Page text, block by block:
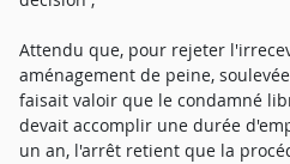
Attendu que, pour rejeter
aménagement de peine,
faisait valoir que le condamné
devait accomplir une durée
un an, l'arrêt retient que la